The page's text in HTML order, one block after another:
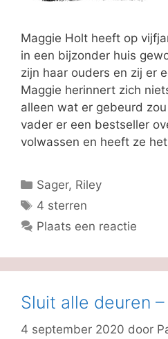
Maggie Holt heeft op
in een bijzonder huis
zijn haar ouders en zij er
Maggie herinnert zich
alleen wat er gebeurd
vader er een bestseller
volwassen en heeft ze
Categorieën
Sager, Riley
Tags
4 sterren
Plaats een reactie
Sluit alle deuren
4 september 2020 door